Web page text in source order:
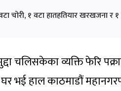
चोरी, १ वटा हातहतियार खरखजना र
चलिसकेका व्यक्ति फेरि
भई हाल काठमाडौं